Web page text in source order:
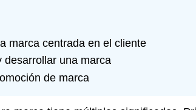
marca centrada en el cliente
desarrollar una marca
de marca